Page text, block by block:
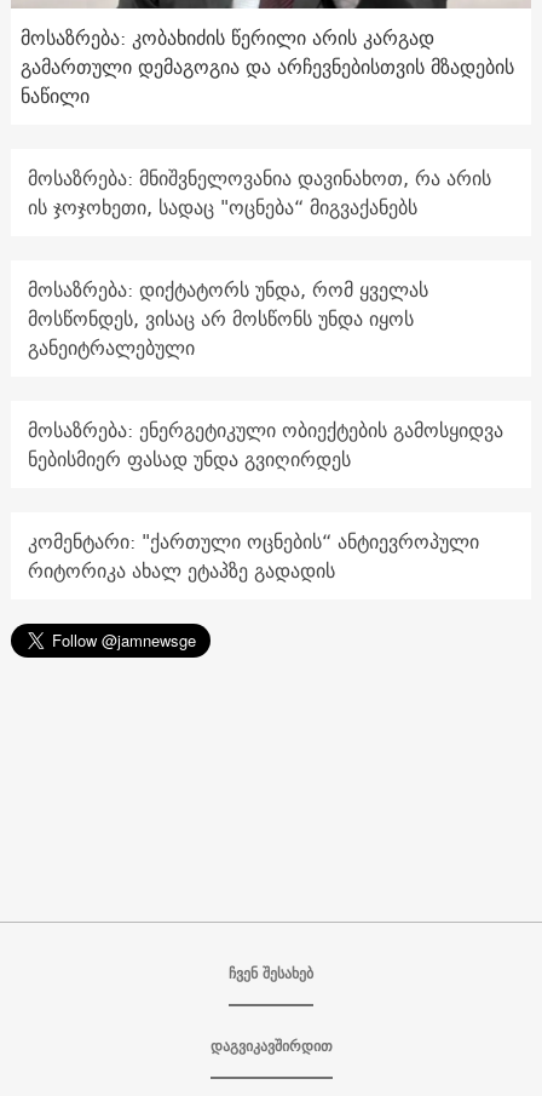
მოსაზრება: კობახიძის წერილი არის კარგად
გამართული დემაგოგია და არჩევნებისთვის მზადების
ნაწილი
მოსაზრება: მნიშვნელოვანია დავინახოთ, რა არის
ის ჯოჯოხეთი, სადაც "ოცნება“ მიგვაქანებს
მოსაზრება: დიქტატორს უნდა, რომ ყველას
მოსწონდეს, ვისაც არ მოსწონს უნდა იყოს
განეიტრალებული
მოსაზრება: ენერგეტიკული ობიექტების გამოსყიდვა
ნებისმიერ ფასად უნდა გვიღირდეს
კომენტარი: "ქართული ოცნების“ ანტიევროპული
რიტორიკა ახალ ეტაპზე გადადის
ჩვენ შესახებ
დაგვიკავშირდით